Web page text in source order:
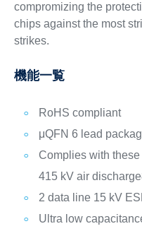
compromizing the
chips against the most
strikes.
機能一覧
RoHS compliant
μQFN 6 lead
Complies with these
415 kV air discharge
2 data line 15 kV
Ultra low